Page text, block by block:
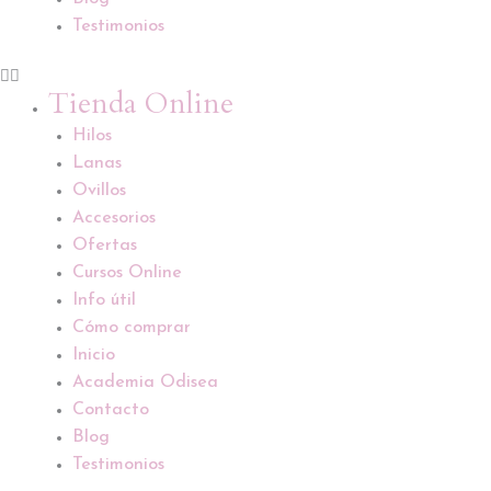
Testimonios
Tienda Online
Hilos
Lanas
Ovillos
Accesorios
Ofertas
Cursos Online
Info útil
Cómo comprar
Inicio
Academia Odisea
Contacto
Blog
Testimonios